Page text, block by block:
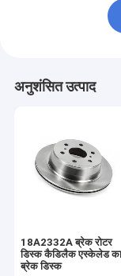
अनुशंसित उत्पाद
18A2332A ब्रेक रोटर
डिस्क कैडिलैक एस्केलेड
ब्रेक डिस्क